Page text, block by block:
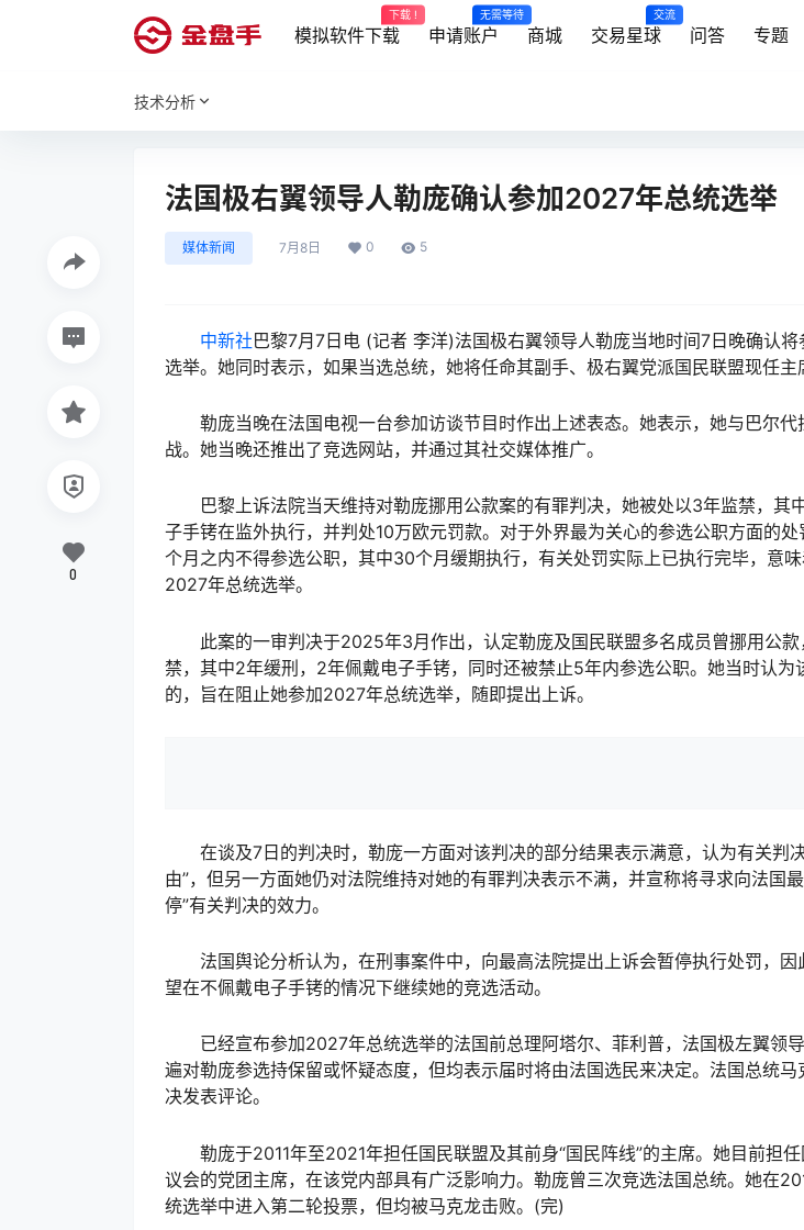
模拟软件下载
下载 !
申请账户
无需等待
商城 交易星球
交流
问答 专题
技术分析
法国极右翼领导人勒庞确认参加2027年总统选举
媒体新闻 7月8日 0 5
中新社巴黎7月7日电 (记者 李洋)法国极右翼领导人勒庞当地时间7日晚确认
选举。她同时表示，如果当选总统，她将任命其副手、极右翼党派国民联盟现任主
勒庞当晚在法国电视一台参加访谈节目时作出上述表态。她表示，她与巴尔代
战。她当晚还推出了竞选网站，并通过其社交媒体推广。
巴黎上诉法院当天维持对勒庞挪用公款案的有罪判决，她被处以3年监禁，其
子手铐在监外执行，并判处10万欧元罚款。对于外界最为关心的参选公职方面的
个月之内不得参选公职，其中30个月缓期执行，有关处罚实际上已执行完毕，意
2027年总统选举。
此案的一审判决于2025年3月作出，认定勒庞及国民联盟多名成员曾挪用公款
禁，其中2年缓刑，2年佩戴电子手铐，同时还被禁止5年内参选公职。她当时认为
的，旨在阻止她参加2027年总统选举，随即提出上诉。
在谈及7日的判决时，勒庞一方面对该判决的部分结果表示满意，认为有关判
由”，但另一方面她仍对法院维持对她的有罪判决表示不满，并宣称将寻求向法国
停”有关判决的效力。
法国舆论分析认为，在刑事案件中，向最高法院提出上诉会暂停执行处罚，因
望在不佩戴电子手铐的情况下继续她的竞选活动。
已经宣布参加2027年总统选举的法国前总理阿塔尔、菲利普，法国极左翼领
遍对勒庞参选持保留或怀疑态度，但均表示届时将由法国选民来决定。法国总统马
决发表评论。
勒庞于2011年至2021年担任国民联盟及其前身“国民阵线”的主席。她目前担任
议会的党团主席，在该党内部具有广泛影响力。勒庞曾三次竞选法国总统。她在
统选举中进入第二轮投票，但均被马克龙击败。(完)
0